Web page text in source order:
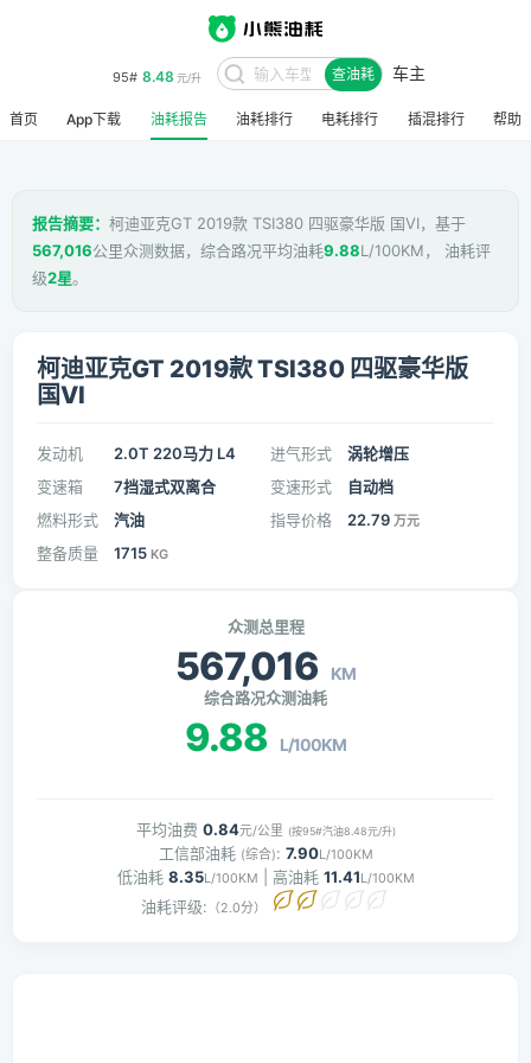
95# 8.48 元/升 查油耗 车主
首页 App下载 油耗报告 油耗排行 电耗排行 插混排行 帮助
报告摘要： 柯迪亚克GT 2019款 TSI380 四驱豪华版 国VI，基于
567,016公里众测数据，综合路况平均油耗9.88L/100KM， 油耗评
级2星。
柯迪亚克GT 2019款 TSI380 四驱豪华版
国VI
发动机 2.0T 220马力 L4 进气形式
涡轮增压
变速箱
7挡湿式双离合 变速形式
自动档
燃料形式
汽油 指导价格 22.79 万元
整备质量 1715 KG
众测总里程
567,016 KM
综合路况众测油耗
9.88 L/100KM
平均油费 0.84元/公里 (按95#汽油8.48元/升)
工信部油耗 (综合): 7.90L/100KM
低油耗 8.35L/100KM | 高油耗 11.41L/100KM
油耗评级: （2.0分）